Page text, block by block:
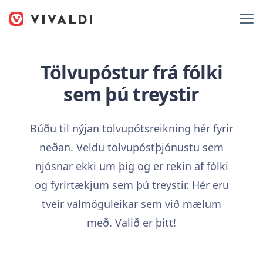
Tölvupóstur frá fólki
sem þú treystir
Búðu til nýjan tölvupótsreikning hér fyrir
neðan. Veldu tölvupóstþjónustu sem
njósnar ekki um þig og er rekin af fólki
og fyrirtækjum sem þú treystir. Hér eru
tveir valmöguleikar sem við mælum
með. Valið er þitt!